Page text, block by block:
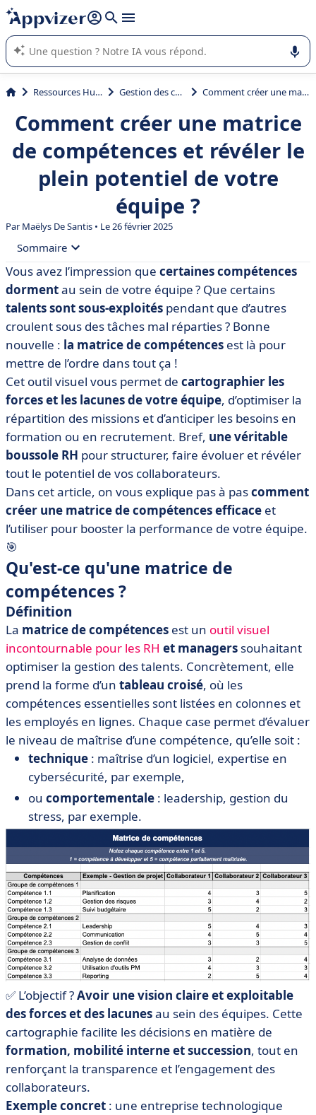
répondre (plusieurs lignes avec
L'IA de Appvizer vous guide dans l'utilisation ou la sélection de
logiciel SaaS en entreprise.
Ressources Humaines (RH) Gestion des compétences Comment créer une matrice de compétences et révéler le plein potentiel de votre équipe ?
Comment créer une matrice
de compétences et révéler le
plein potentiel de votre
équipe ?
ParMaëlys De Santis • Le 26 février 2025
Sommaire
• Qu'est-ce qu'une matrice de compétences ?
• Pourquoi faire une matrice de compétences pour vos
équipes ?
• Comment créer et remplir une matrice de
compétences ?
• [Modèle] Exemple de matrice de compétences Excel
• La matrice des compétences appliquée à la gestion de
projet : comment ça marche ?
• Intégrez la matrice de compétences au cœur de vos
processus RH
Vous avez l’impression que certaines compétences
dormentau sein de votre équipe ? Que certains
talentssont sous-exploités pendant que d’autres
croulent sous des tâches mal réparties ? Bonne
nouvelle : la matrice de compétences est là pour
mettre de l’ordre dans tout ça !
Cet outil visuel vous permet de cartographier les
forces et les lacunes de votre équipe, d’optimiser la
répartition des missions et d’anticiper les besoins en
formation ou en recrutement. Bref, une véritable
boussole RH pour structurer, faire évoluer et révéler
tout le potentiel de vos collaborateurs.
Dans cet article, on vous explique pas à pascomment
créer une matrice de compétences efficace et
l’utiliser pour booster la performance de votre équipe.
🎯
Qu'est-ce qu'une matrice de
compétences ?
Définition
La matrice de compétences est un outil visuel
incontournable pour les RH et managers souhaitant
optimiser la gestion des talents. Concrètement, elle
prend la forme d’un tableau croisé, où les
compétences essentielles sont listées en colonnes et
les employés en lignes. Chaque case permet d’évaluer
le niveau de maîtrise d’une compétence, qu’elle soit :
technique : maîtrise d’un logiciel, expertise en
cybersécurité, par exemple,
ou comportementale : leadership, gestion du
stress, par exemple.
✅ L’objectif ?Avoir une vision claire et exploitable
des forces et des lacunesau sein des équipes. Cette
cartographie facilite les décisions en matière de
formation, mobilité interne et succession, tout en
renforçant la transparence et l’engagement des
collaborateurs.
Exemple concret : une entreprise technologique